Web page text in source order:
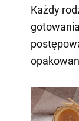
Każdy